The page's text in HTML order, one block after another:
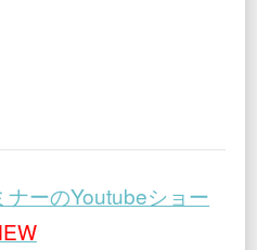
ーのYoutubeショー